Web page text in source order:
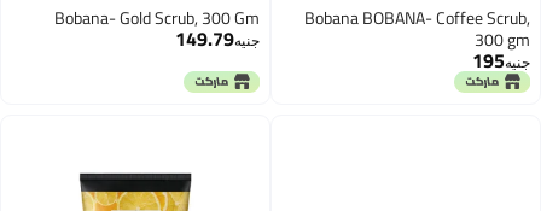
Bobana BOBANA- Coffee Scrub,
300 gm
جنيه195
Bobana- Gold Scrub, 300 Gm
جنيه149.79